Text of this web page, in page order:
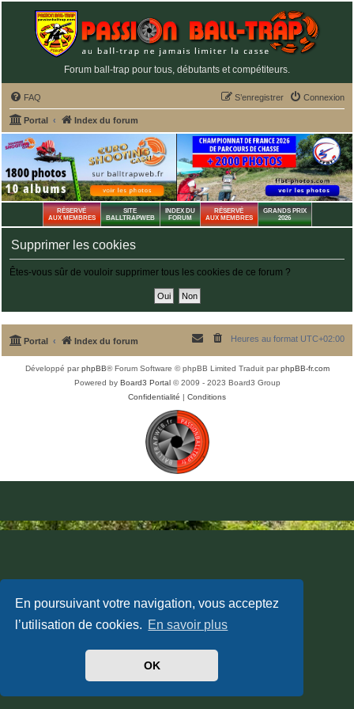
En poursuivant votre navigation, vous acceptez
l’utilisation de cookies. En savoir plus
OK
Forum ball-trap pour tous, débutants et compétiteurs.
FAQ Connexion
S’enregistrer
Portal Index du forum
RÉSERVÉ
AUX MEMBRES
SITE
BALLTRAPWEB
INDEX DU
FORUM
RÉSERVÉ
AUX MEMBRES
GRANDS PRIX
2026
Supprimer les cookies
Êtes-vous sûr de vouloir supprimer tous les cookies de ce forum ?
Portal Index du forum Heures au format UTC+02:00
Développé parphpBB® Forum Software © phpBB Limited Traduit parphpBB-fr.com
Powered by Board3 Portal© 2009 - 2023 Board3 Group
Confidentialité | Conditions